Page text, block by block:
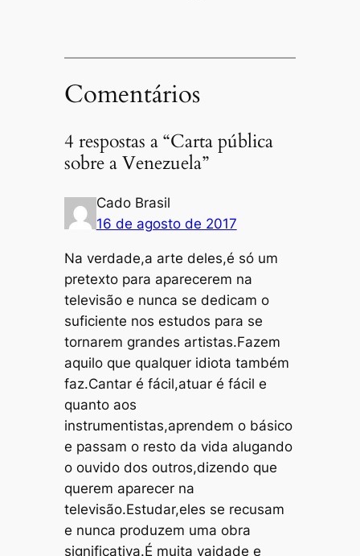
Comentários
4 respostas a “Carta pública
sobre a Venezuela”
Cado Brasil
16 de agosto de 2017
Na verdade,a arte deles,é só um
pretexto para aparecerem na
televisão e nunca se dedicam o
suficiente nos estudos para se
tornarem grandes artistas.Fazem
aquilo que qualquer idiota também
faz.Cantar é fácil,atuar é fácil e
quanto aos
instrumentistas,aprendem o básico
e passam o resto da vida alugando
o ouvido dos outros,dizendo que
querem aparecer na
televisão.Estudar,eles se recusam
e nunca produzem uma obra
significativa.É muita vaidade e